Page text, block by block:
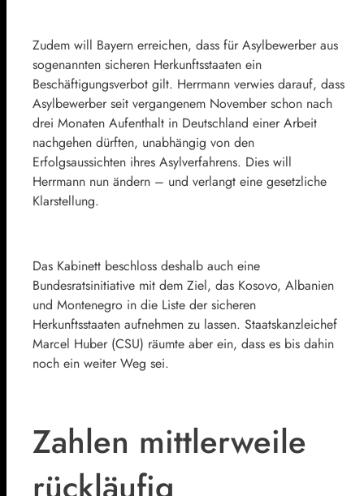
Zudem will Bayern erreichen, dass für Asylbewerber aus
sogenannten sicheren Herkunftsstaaten ein
Beschäftigungsverbot gilt. Herrmann verwies darauf, dass
Asylbewerber seit vergangenem November schon nach
drei Monaten Aufenthalt in Deutschland einer Arbeit
nachgehen dürften, unabhängig von den
Erfolgsaussichten ihres Asylverfahrens. Dies will
Herrmann nun ändern – und verlangt eine gesetzliche
Klarstellung.
Das Kabinett beschloss deshalb auch eine
Bundesratsinitiative mit dem Ziel, das Kosovo, Albanien
und Montenegro in die Liste der sicheren
Herkunftsstaaten aufnehmen zu lassen. Staatskanzleichef
Marcel Huber (CSU) räumte aber ein, dass es bis dahin
noch ein weiter Weg sei.
Zahlen mittlerweile